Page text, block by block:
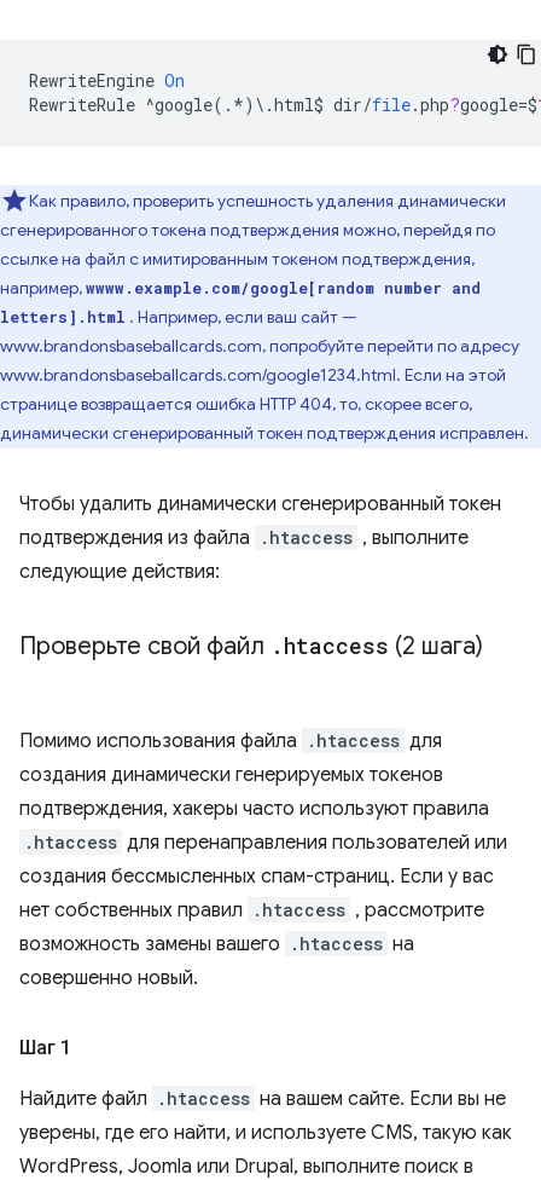
RewriteEngine On
RewriteRule ^google(. *) \ .html$ dir/file.php?google=$
Как правило, проверить успешность удаления динамически
сгенерированного токена подтверждения можно, перейдя по
ссылке на файл с имитированным токеном подтверждения,
например,wwww.example.com/google[random number and
letters].html . Например, если ваш сайт —
www.brandonsbaseballcards.com, попробуйте перейти по адресу
www.brandonsbaseballcards.com/google1234.html. Если на этой
странице возвращается ошибка HTTP 404, то, скорее всего,
динамически сгенерированный токен подтверждения исправлен.
Чтобы удалить динамически сгенерированный токен
подтверждения из файла
.htaccess , выполните
следующие действия:
Проверьте свой файл . htaccess (2 шага)
Помимо использования файла .htaccess для
создания динамически генерируемых токенов
подтверждения, хакеры часто используют правила
.htaccess для перенаправления пользователей или
создания бессмысленных спам-страниц. Если у вас
нет собственных правил
.htaccess , рассмотрите
возможность замены вашего
.htaccess на
совершенно новый.
Шаг 1
Найдите файл .htaccess на вашем сайте. Если вы не
уверены, где его найти, и используете CMS, такую ​​как
WordPress, Joomla или Drupal, выполните поиск в